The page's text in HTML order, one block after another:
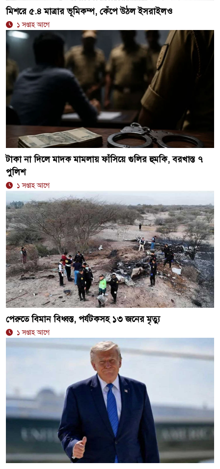
মিশরে ৫.৪ মাত্রার ভূমিকম্প, কেঁপে উঠল ইসরাইলও
১ সপ্তাহ আগে
টাকা না দিলে মাদক মামলায় ফাঁসিয়ে গুলির হুমকি, বরখাস্ত ৭
পুলিশ
১ সপ্তাহ আগে
পেরুতে বিমান বিধ্বস্ত, পর্যটকসহ ১৩ জনের মৃত্যু
১ সপ্তাহ আগে